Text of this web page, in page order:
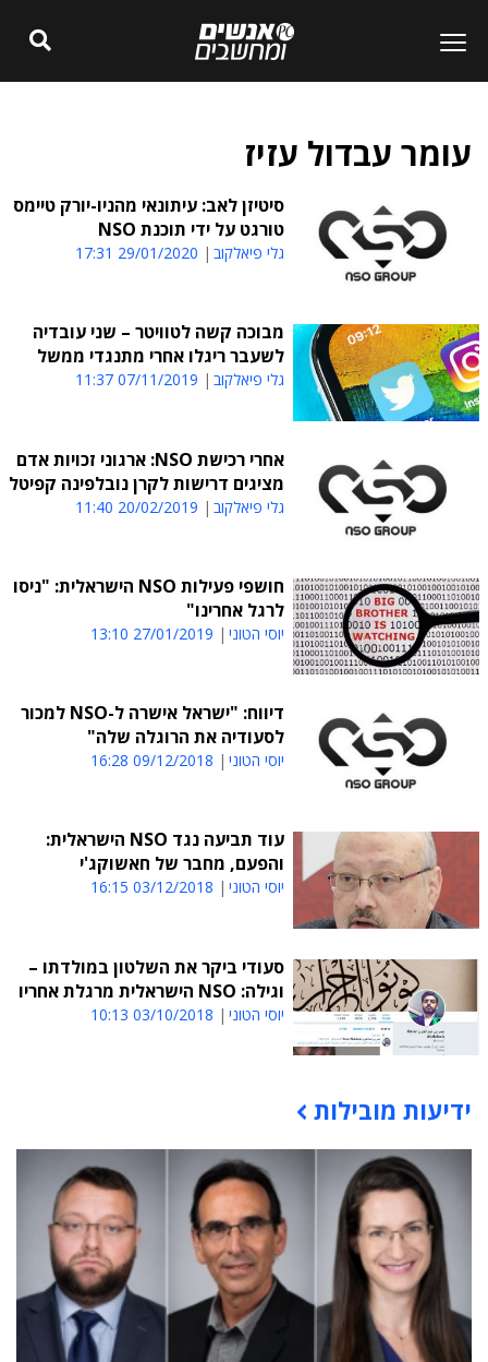
עומר עבדול עזיז
סיטיזן לאב: עיתונאי מהניו-יורק טיימס
טורגט על ידי תוכנת NSO
גלי פיאלקוב 29/01/2020 17:31
מבוכה קשה לטוויטר – שני עובדיה
לשעבר ריגלו אחרי מתנגדי ממשל
גלי פיאלקוב 07/11/2019 11:37
אחרי רכישת NSO: ארגוני זכויות אדם
מציגים דרישות לקרן נובלפינה קפיטל
גלי פיאלקוב 20/02/2019 11:40
חושפי פעילות NSO הישראלית: "ניסו
לרגל אחרינו"
יוסי הטוני 27/01/2019 13:10
דיווח: "ישראל אישרה ל-NSO למכור
לסעודיה את הרוגלה שלה"
יוסי הטוני 09/12/2018 16:28
עוד תביעה נגד NSO הישראלית:
והפעם, מחבר של חאשוקג'י
יוסי הטוני 03/12/2018 16:15
סעודי ביקר את השלטון במולדתו –
וגילה: NSO הישראלית מרגלת אחריו
יוסי הטוני 03/10/2018 10:13
תוכן פרסומי
ידיעות מובילות